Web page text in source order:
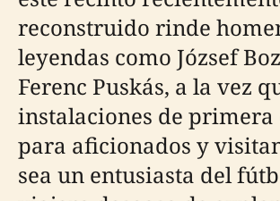
reconstruido rinde
leyendas como József
Ferenc Puskás, a la vez
instalaciones de primera
para aficionados y
sea un entusiasta del